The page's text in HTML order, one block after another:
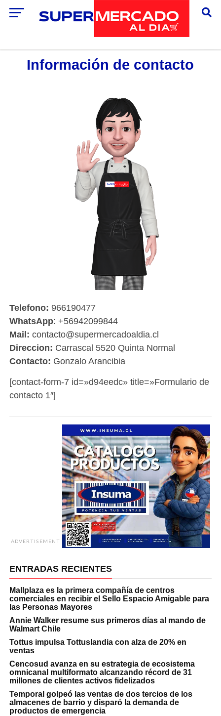
Información de contacto
Telefono: 966190477
WhatsApp: +56942099844
Mail: contacto@supermercadoaldia.cl
Direccion: Carrascal 5520 Quinta Normal
Contacto: Gonzalo Arancibia
[contact-form-7 id=»d94eedc» title=»Formulario de
contacto 1″]
ADVERTISEMENT
ENTRADAS RECIENTES
Mallplaza es la primera compañía de centros
comerciales en recibir el Sello Espacio Amigable para
las Personas Mayores
Annie Walker resume sus primeros días al mando de
Walmart Chile
Tottus impulsa Tottuslandia con alza de 20% en
ventas
Cencosud avanza en su estrategia de ecosistema
omnicanal multiformato alcanzando récord de 31
millones de clientes activos fidelizados
Temporal golpeó las ventas de dos tercios de los
almacenes de barrio y disparó la demanda de
productos de emergencia